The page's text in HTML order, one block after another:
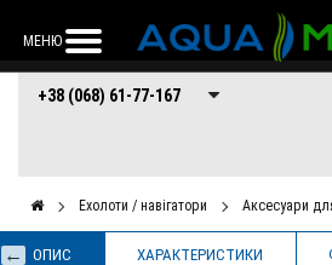
МЕНЮ
+38 (068) 61-77-
167
+38 (066)
+38 (068) 61-77-167
Ехолоти / навігатори Аксесуари
ОПИС ХАРАКТЕРИСТИКИ